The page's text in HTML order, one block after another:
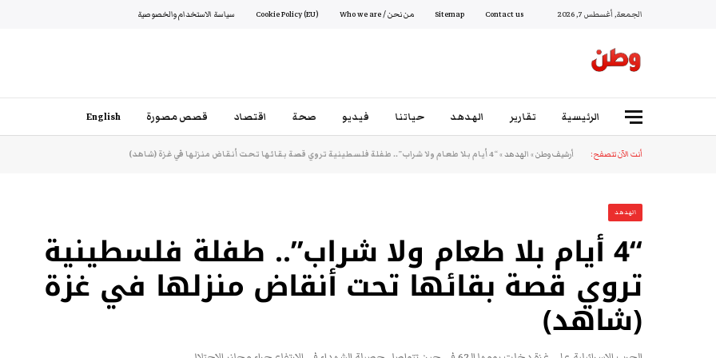
الجمعة, أغسطس 7, 2026 Contact us
Sitemap من نحن / Who we are Cookie Policy (EU) سياسة الاستخدام والخصوصية
الرئيسية تقارير الهدهد حياتنا فيديو صحة اقتصاد قصص مصورة English
أنت الآن تتصفح: أرشيف وطن»الهدهد»“4 أيام بلا طعام ولا شراب”.. طفلة فلسطينية تروي قصة بقائها تحت أنقاض منزلها في غزة (شاهد)
الهدهد
“4 أيام بلا طعام ولا شراب”.. طفلة فلسطينية
تروي قصة بقائها تحت أنقاض منزلها في غزة
(شاهد)